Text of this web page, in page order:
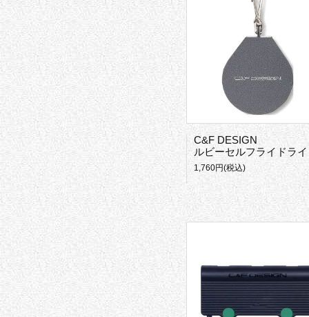
C&F DESIGN
ルビーセルフライドライヤー
1,760円(税込)